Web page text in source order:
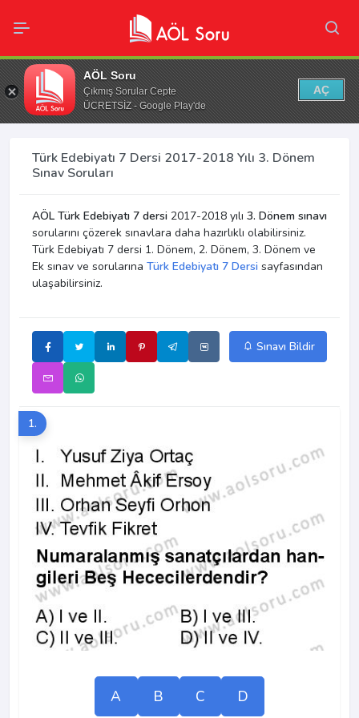
AÖL Soru
Çıkmış Sorular Cepte
ÜCRETSİZ - Google Play'de
AÇ
Türk Edebiyatı 7 Dersi 2017-2018 Yılı 3. Dönem
Sınav Soruları
AÖL Türk Edebiyatı 7 dersi 2017-2018 yılı 3. Dönem sınavı
sorularını çözerek sınavlara daha hazırlıklı olabilirsiniz.
Türk Edebiyatı 7 dersi 1. Dönem, 2. Dönem, 3. Dönem ve
Ek sınav ve sorularına Türk Edebiyatı 7 Dersi sayfasından
ulaşabilirsiniz.
Sınavı Bildir
1.
A B C D